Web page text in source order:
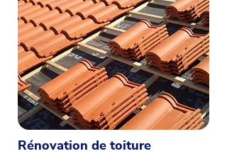
Rénovation de toiture